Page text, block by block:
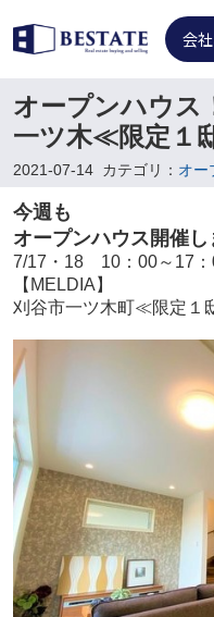
会
オープンハウス
一ツ木≪限定１
2021-07-14 カテゴリ： オー
今週も
オープンハウス開催し
7/17・18 10：00～17：
【MELDIA】
刈谷市一ツ木町≪限定１